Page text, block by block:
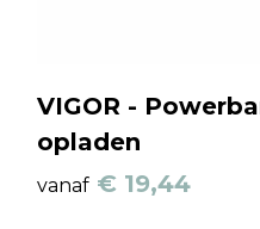
VIGOR -
opladen
vanaf € 19,44